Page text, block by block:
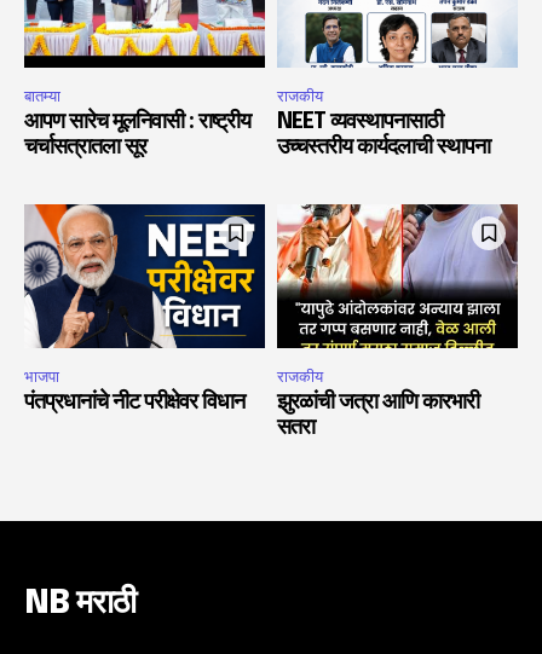
बातम्या
आपण सारेच मूलनिवासी : राष्ट्रीय
चर्चासत्रातला सूर
राजकीय
NEET व्यवस्थापनासाठी
उच्चस्तरीय कार्यदलाची स्थापना
भाजपा
पंतप्रधानांचे नीट परीक्षेवर विधान
राजकीय
झुरळांची जत्रा आणि कारभारी
सतरा
NB मराठी